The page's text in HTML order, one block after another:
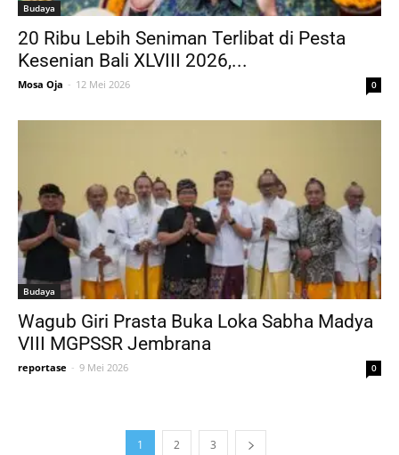
Budaya
20 Ribu Lebih Seniman Terlibat di Pesta
Kesenian Bali XLVIII 2026,...
Mosa Oja - 12 Mei 2026 0
Budaya
Wagub Giri Prasta Buka Loka Sabha Madya
VIII MGPSSR Jembrana
reportase - 9 Mei 2026 0
1 2 3